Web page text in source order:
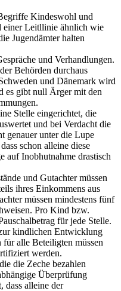
Kindeswohl und
einer Leitllinie ähnlich wie
Jugendämter halten
und Verhandlungen.
Behörden durchaus
und Dänemark wird
es gibt null Ärger mit den
Stelle eingerichtet, die
und bei Verdacht die
genauer unter die Lupe
schon alleine diese
auf Inobhutnahme drastisch
und Gutachter müssen
ihres Einkommens aus
müssen mindestens fünf
Pro Kind bzw.
für jede Stelle.
kindlichen Entwicklung
alle Beteiligten müssen
werden.
die Zeche bezahlen
Überprüfung
dass alleine der